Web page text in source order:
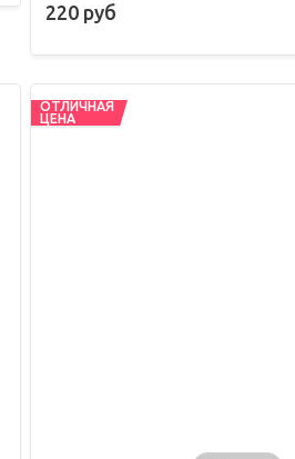
220 руб
ОТЛИЧНАЯ
ЦЕНА